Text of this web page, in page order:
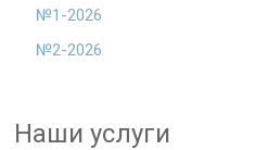
№1-2026
№2-2026
Наши услуги